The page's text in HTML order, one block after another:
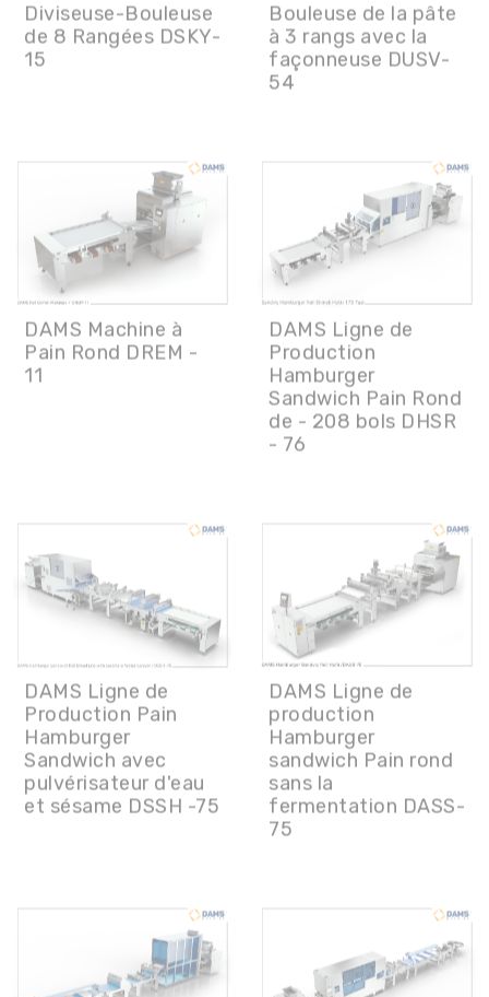
54
DAMS Machine à
Pain Rond DREM -
DAMS Ligne de
Production
Sandwich Pain Rond
de - 208 bols DHSR
- 76
DAMS Ligne de
Production Pain
Hamburger
Sandwich avec
pulvérisateur d'eau
et sésame DSSH -75
DAMS Ligne de
production
sandwich Pain rond
sans la
fermentation DASS-
75